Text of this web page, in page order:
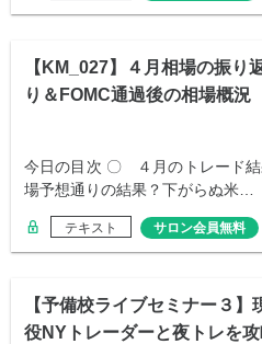
【KM_027】４月相場の振り
り＆FOMC通過後の相場概況
今日の目次 〇 ４月のトレード
場予想通りの結果？下がらぬ米…
テキスト サロン会員無料
【予備校ライブセミナー３】
役NYトレーダーと夜トレを